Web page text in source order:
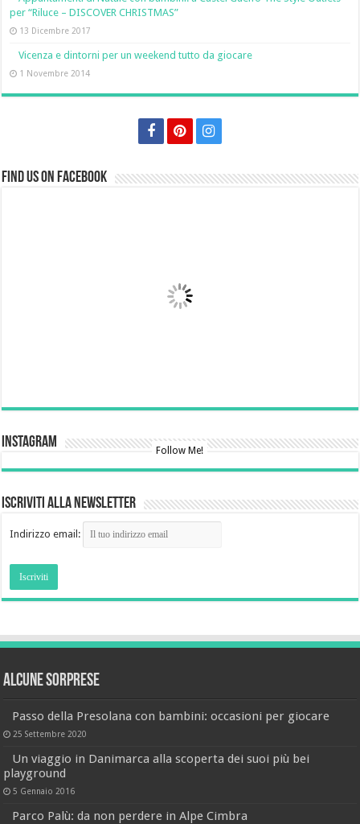
per “Riluce – DISCOVER CHRISTMAS”
13 Dicembre 2017
Vicenza e dintorni per un weekend tutto da giocare
1 Novembre 2014
Find us on Facebook
Instagram Follow Me!
Iscriviti alla newsletter
Indirizzo email:
Alcune sorprese
Passo della Presolana con bambini: occasioni per giocare
25 Settembre 2020
Un viaggio in Danimarca alla scoperta dei suoi più bei
playground
5 Gennaio 2016
Parco Palù: da non perdere in Alpe Cimbra